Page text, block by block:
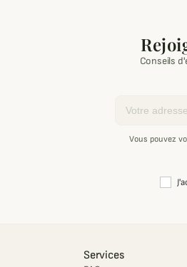
Conseils
Vous pouvez
Services